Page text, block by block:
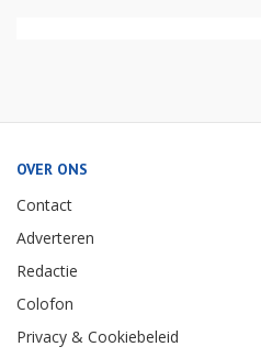
OVER ONS
Contact
Adverteren
Redactie
Colofon
Privacy & Cookiebeleid